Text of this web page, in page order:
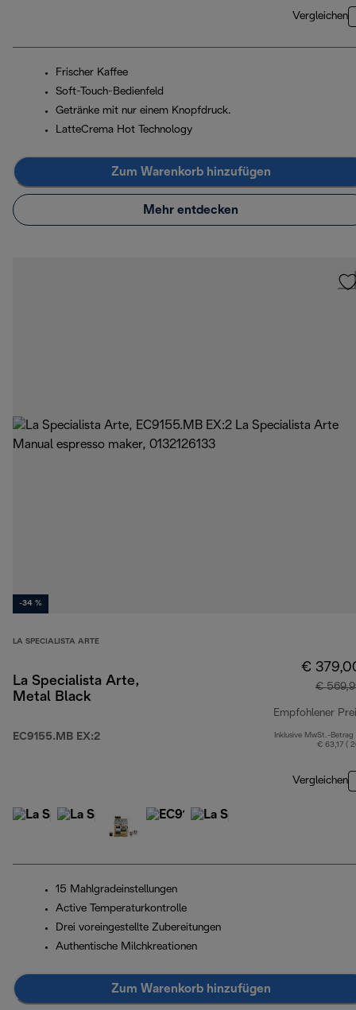
Vergleichen
Frischer Kaffee
Soft-Touch-Bedienfeld
Getränke mit nur einem Knopfdruck.
LatteCrema Hot Technology
Zum Warenkorb hinzufügen
Mehr entdecken
-34 %
LA SPECIALISTA ARTE
La Specialista Arte,
Metal Black
EC9155.MB EX:2
€
€
Empfohlener
Inklusive MwSt.-Betrag
€ 63,17 (
Vergleichen
15 Mahlgradeinstellungen
Active Temperaturkontrolle
Drei voreingestellte Zubereitungen
Authentische Milchkreationen
Zum Warenkorb hinzufügen